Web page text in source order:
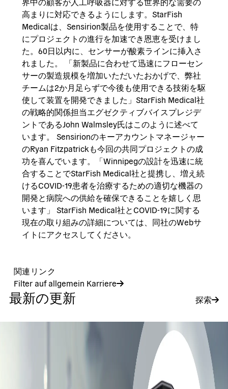
高まりに対応できるようにします。StarFish
Medicalは、Sensirion製品を使用することで、特
にプロジェクトの進行を加速でき恩恵を受けまし
た。60日以内に、センサーが酸素ラインに挿入さ
れました。 「新製品に合わせて迅速にフローセン
サーの製造規模を増加いただいたおかげで、弊社
チームは2か月足らずで今後も使用できる技術を駆
使して装置を開発できました」StarFish Medical社
の戦略的関係担当エグゼクティブバイスプレジデ
ントであるJohn Walmsley氏はこのように述べて
います。 Sensirionのキーアカウントマネージャー
のRyan Fitzpatrickも今回の共同プロジェクトの成
功を喜んでいます。「Winnipegの設計を迅速に統
合することでStarFish Medical社と提携し、増え続
けるCOVID-19患者を治療するための適切な機器の
開発と病院への供給を確保できることを嬉しく思
います」 StarFish Medical社とCOVID-19に関する
現在の取り組みの詳細については、同社のWebサ
イトにアクセスしてください。
関連リンク
Filter auf allgemein Karriere
最新の更新 探索